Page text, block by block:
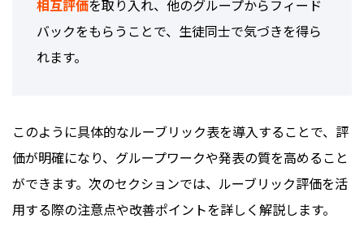
相互評価を取り入れ、他のグループからフィード
バックをもらうことで、生徒同士で気づきを得ら
れます。
このように具体的なルーブリック表を導入することで、評
価が明確になり、グループワークや発表の質を高めること
ができます。次のセクションでは、ルーブリック評価を活
用する際の注意点や改善ポイントを詳しく解説します。